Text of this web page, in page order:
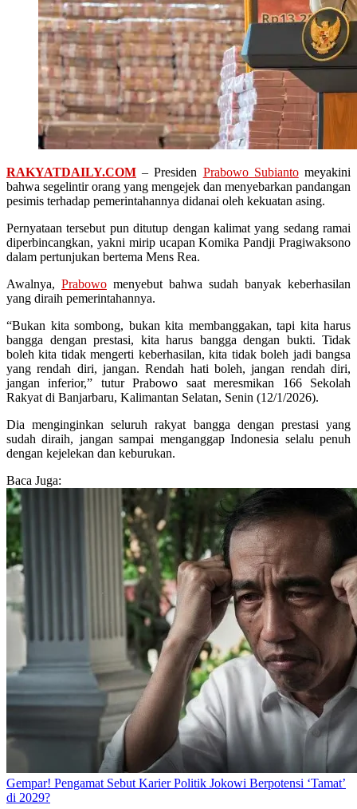
RAKYATDAILY.COM – Presiden Prabowo Subiantomeyakini
bahwa segelintir orang yang mengejek dan menyebarkan pandangan
pesimis terhadap pemerintahannya didanai oleh kekuatan asing.
Pernyataan tersebut pun ditutup dengan kalimat yang sedang ramai
diperbincangkan, yakni mirip ucapan Komika Pandji Pragiwaksono
dalam pertunjukan bertema Mens Rea.
Awalnya, Prabowo menyebut bahwa sudah banyak keberhasilan
yang diraih pemerintahannya.
“Bukan kita sombong, bukan kita membanggakan, tapi kita harus
bangga dengan prestasi, kita harus bangga dengan bukti. Tidak
boleh kita tidak mengerti keberhasilan, kita tidak boleh jadi bangsa
yang rendah diri, jangan. Rendah hati boleh, jangan rendah diri,
jangan inferior,” tutur Prabowo saat meresmikan 166 Sekolah
Rakyat di Banjarbaru, Kalimantan Selatan, Senin (12/1/2026).
Dia menginginkan seluruh rakyat bangga dengan prestasi yang
sudah diraih, jangan sampai menganggap Indonesia selalu penuh
dengan kejelekan dan keburukan.
Baca Juga:
Gempar! Pengamat Sebut Karier Politik Jokowi Berpotensi ‘Tamat’
di 2029?